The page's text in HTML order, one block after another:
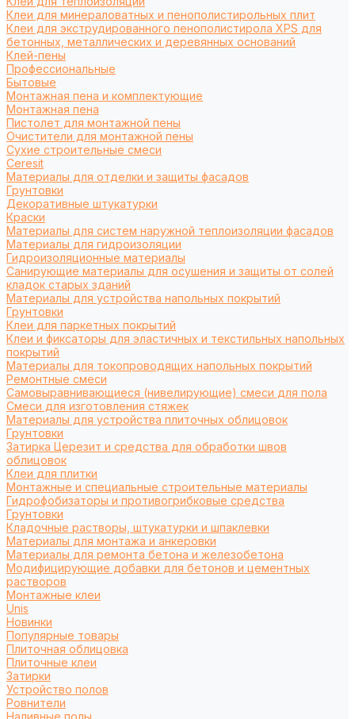
Клеи для минераловатных и пенополистирольных плит
Клеи для экструдированного пенополистирола XPS для
бетонных, металлических и деревянных оснований
Клей-пены
Профессиональные
Бытовые
Монтажная пена и комплектующие
Монтажная пена
Пистолет для монтажной пены
Очистители для монтажной пены
Сухие строительные смеси
Ceresit
Материалы для отделки и защиты фасадов
Грунтовки
Декоративные штукатурки
Краски
Материалы для систем наружной теплоизоляции фасадов
Материалы для гидроизоляции
Гидроизоляционные материалы
Санирующие материалы для осушения и защиты от солей
кладок старых зданий
Материалы для устройства напольных покрытий
Грунтовки
Клеи для паркетных покрытий
Клеи и фиксаторы для эластичных и текстильных напольных
покрытий
Материалы для токопроводящих напольных покрытий
Ремонтные смеси
Самовыравнивающиеся (нивелирующие) смеси для пола
Смеси для изготовления стяжек
Материалы для устройства плиточных облицовок
Грунтовки
Затирка Церезит и средства для обработки швов
облицовок
Клеи для плитки
Монтажные и специальные строительные материалы
Гидрофобизаторы и противогрибковые средства
Грунтовки
Кладочные растворы, штукатурки и шпаклевки
Материалы для монтажа и анкеровки
Материалы для ремонта бетона и железобетона
Модифицирующие добавки для бетонов и цементных
растворов
Монтажные клеи
Unis
Новинки
Популярные товары
Плиточная облицовка
Плиточные клеи
Затирки
Устройство полов
Ровнители
Наливные полы